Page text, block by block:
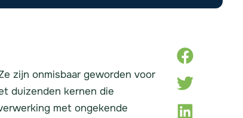
zijn onmisbaar geworden voor
duizenden kernen die
met ongekende